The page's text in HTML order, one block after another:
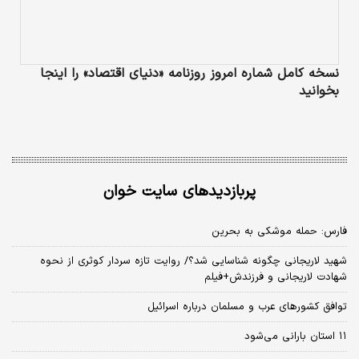
نسخه کامل شماره امروز روزنامه «دنیای‌ اقتصاد» را اینجا
بخوانید
پربازدیدهای سایت خوان
فارس: حمله موشکی به بحرین
شهید لاریجانی چگونه شناسایی شد؟/ روایت تازه سردار کوثری از نحوه
شهادت لاریجانی و فرزندش+فیلم
توافق کشورهای عرب و مسلمان درباره اسرائیل
۱۱ استان بارانی می‌شود